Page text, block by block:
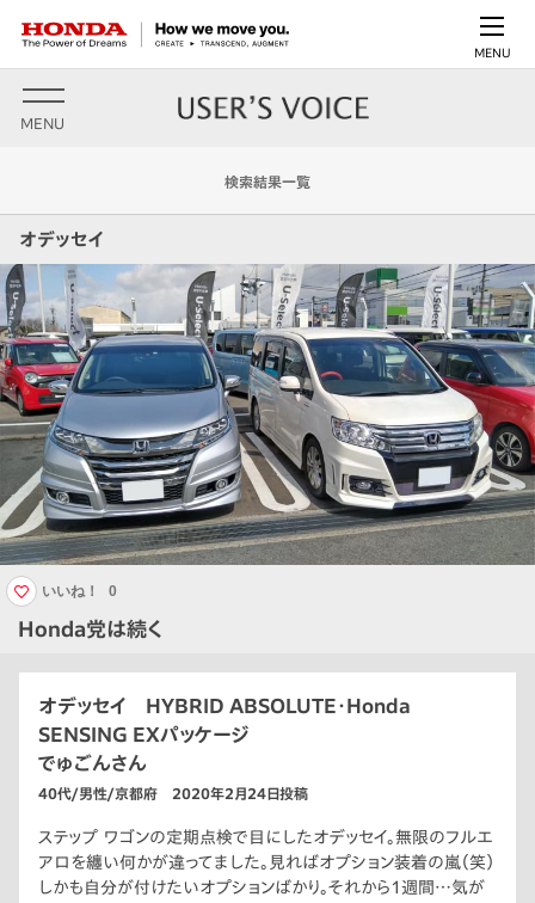
MENU
MENU
検索結果一覧
オデッセイ
Honda党は続く
いいね！ 0
オデッセイ HYBRID ABSOLUTE・Honda
SENSING EXパッケージ
でゅごんさん
40代/男性/京都府 2020年2月24日投稿
ステップ ワゴンの定期点検で目にしたオデッセイ。無限のフルエ
アロを纏い何かが違ってました。見ればオプション装着の嵐（笑）
しかも自分が付けたいオプションばかり。それから1週間…気が